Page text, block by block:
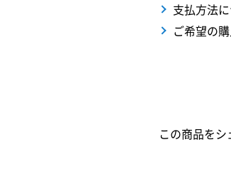
支払方法
ご希望の
この商品をシ